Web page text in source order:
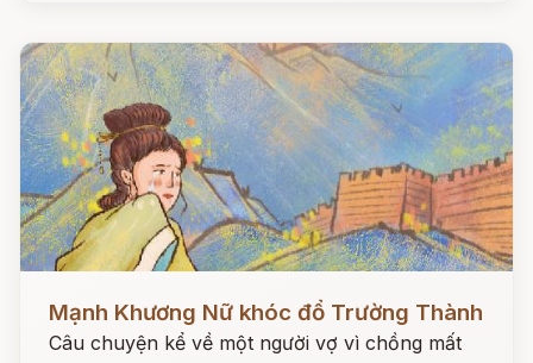
Mạnh Khương Nữ khóc đổ Trường Thành
Câu chuyện kể về một người vợ vì chồng mất